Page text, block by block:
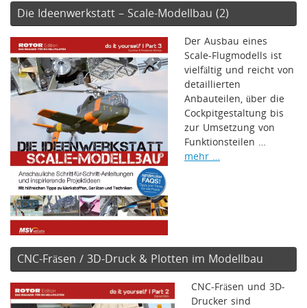
Die Ideenwerkstatt – Scale-Modellbau (2)
Der Ausbau eines
Scale-Flugmodells ist
vielfältig und reicht von
detaillierten
Anbauteilen, über die
Cockpitgestaltung bis
zur Umsetzung von
Funktionsteilen …
mehr …
CNC-Fräsen / 3D-Druck & Plotten im Modellbau
CNC-Fräsen und 3D-
Drucker sind